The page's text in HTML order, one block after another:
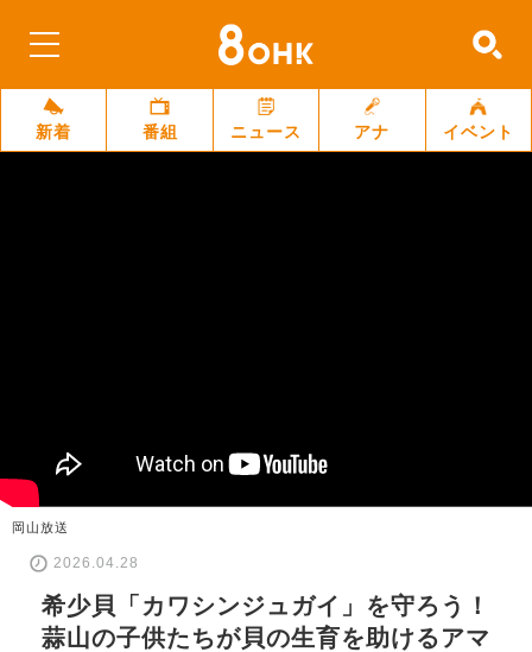
新着 番組 ニュース アナ イベント
岡山放送
2026.04.28
希少貝「カワシンジュガイ」を守ろう！
蒜山の子供たちが貝の生育を助けるアマ